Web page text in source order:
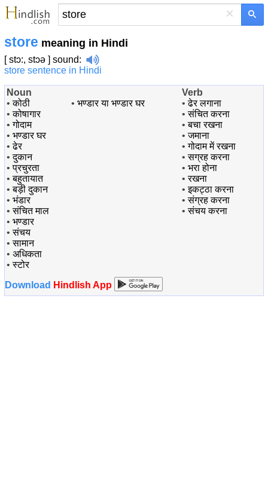
×
store meaning in Hindi
[ stɔ:, stɔə ] sound:
store sentence in Hindi
Noun
•कोठी
•कोषागार
•गोदाम
• भण्डार घर
•ढेर
•दुकान
•प्रचुरता
•बहुतायात
•बड़ी दुकान
• भंडार
•संचित माल
• भण्डार
•संचय
•सामान
• अधिकता
•स्टोर
• भण्डार या भण्डार घर
Verb
•ढेर लगाना
•संचित करना
•बचा रखना
•जमाना
•गोदाम में रखना
•सग्रह करना
• भरा होना
•रखना
•इकट्ठा करना
•संग्रह करना
•संचय करना
Download Hindlish App